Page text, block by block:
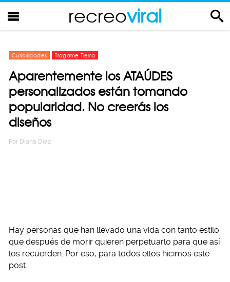
recreoviral
Curiosidades Tragame Tierra
Aparentemente los ATAÚDES
personalizados están tomando
popularidad. No creerás los
diseños
Por Diana Diaz
Hay personas que han llevado una vida con tanto estilo
que después de morir quieren perpetuarlo para que así
los recuerden. Por eso, para todos ellos hicimos este
post.